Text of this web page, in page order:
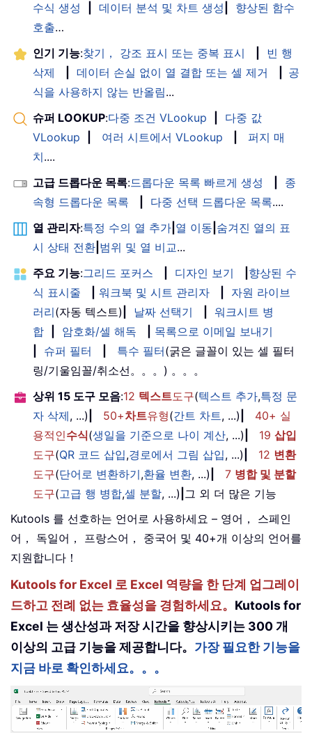
수식 생성
데이터 분석 및 차트 생성
향상된 함수
호출…
인기 기능:찾기， 강조 표시 또는 중복 표시
빈 행
삭제
데이터 손실 없이 열 결합 또는 셀 제거
공
식을 사용하지 않는 반올림...
슈퍼 LOOKUP:다중 조건 VLookup
다중 값
VLookup
여러 시트에서 VLookup
퍼지 매
치....
고급 드롭다운 목록:드롭다운 목록 빠르게 생성
종
속형 드롭다운 목록
다중 선택 드롭다운 목록....
열 관리자:특정 수의 열 추가 열 이동 숨겨진 열의 표
시 상태 전환 범위 및 열 비교...
주요 기능:그리드 포커스 디자인 보기
향상된 수
식 표시줄
워크북 및 시트 관리자
자원 라이브
러리(자동 텍스트) 날짜 선택기
워크시트 병
합
암호화/셀 해독
목록으로 이메일 보내기
슈퍼 필터 특수 필터(굵은 글꼴이 있는 셀 필터
링/기울임꼴/취소선。。。) 。。。
상위 15 도구 모음:12 텍스트도구(텍스트 추가,특정 문
자 삭제, ...) 50+차트유형(간트 차트, ...)
40+ 실
용적인수식(생일을 기준으로 나이 계산, ...) 19 삽입
도구(QR 코드 삽입,경로에서 그림 삽입, ...) 12 변환
도구(단어로 변환하기,환율 변환, ...) 7 병합 및 분할
도구(고급 행 병합,셀 분할, ...) 그 외 더 많은 기능
Kutools 를 선호하는 언어로 사용하세요 – 영어， 스페인
어， 독일어， 프랑스어， 중국어 및 40+개 이상의 언어를
지원합니다！
Kutools for Excel 로 Excel 역량을 한 단계 업그레이
드하고 전례 없는 효율성을 경험하세요。 Kutools for
Excel 는 생산성과 저장 시간을 향상시키는 300 개
이상의 고급 기능을 제공합니다。 가장 필요한 기능을
지금 바로 확인하세요。。。